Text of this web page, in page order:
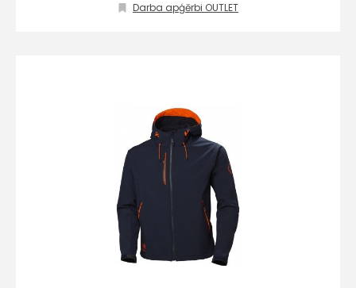
Darba apģērbi OUTLET